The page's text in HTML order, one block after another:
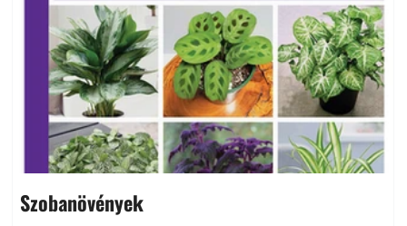
Szobanövények